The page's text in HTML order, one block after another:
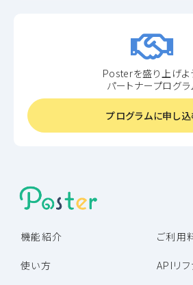
機能紹介
使い方
ご利用
APIリフ
Posterを盛り上げよ
パートナープログラ
プログラムに申し込